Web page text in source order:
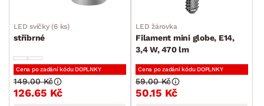
LED svíčky (6 ks)
stříbrné
Cena po zadání kódu DOPLNKY
126.65 Kč
149.00 Kč
LED žárovka
Filament mini globe, E14,
3,4 W, 470 lm
Cena po zadání kódu DOPLNKY
50.15 Kč
59.00 Kč